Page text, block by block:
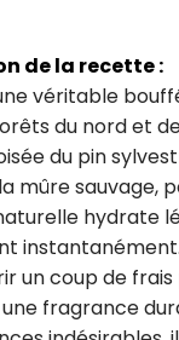
de la recette :
véritable
du nord et
du pin
mûre sauvage,
hydrate
un coup de
fragrance